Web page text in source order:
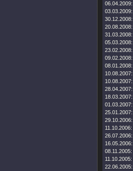
06.04.2009:
03.03.2009:
30.12.2008:
20.08.2008:
31.03.2008:
05.03.2008:
23.02.2008:
09.02.2008:
08.01.2008:
10.08.2007:
10.08.2007:
28.04.2007:
18.03.2007:
01.03.2007:
25.01.2007:
29.10.2006:
11.10.2006:
26.07.2006:
16.05.2006:
08.11.2005:
11.10.2005:
22.06.2005: